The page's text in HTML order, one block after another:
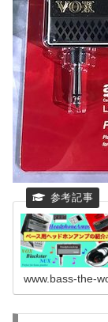
www.bass-the-